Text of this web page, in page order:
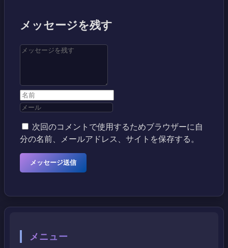
メッセージを残す
次回のコメントで使用するためブラウザーに自
分の名前、メールアドレス、サイトを保存する。
メニュー